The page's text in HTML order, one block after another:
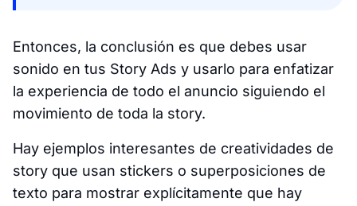
Entonces, la conclusión es que debes usar
sonido en tus Story Ads y usarlo para enfatizar
la experiencia de todo el anuncio siguiendo el
movimiento de toda la story.
Hay ejemplos interesantes de creatividades de
story que usan stickers o superposiciones de
texto para mostrar explícitamente que hay